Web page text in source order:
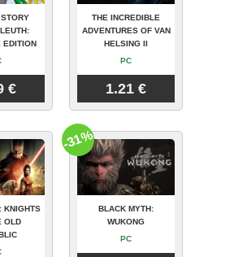
EDITION
€
THE INCREDIBLE
ADVENTURES OF VAN
HELSING II
PC
1.21 €
KNIGHTS
OLD
BLACK MYTH:
WUKONG
PC
-31%